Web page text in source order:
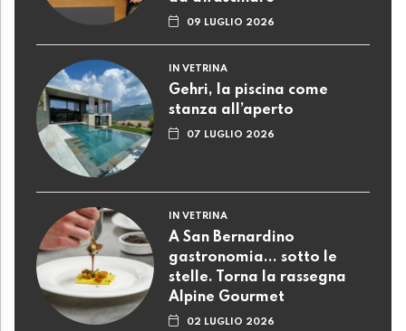
09 LUGLIO 2026
IN VETRINA
Gehri, la piscina come
stanza all’aperto
07 LUGLIO 2026
IN VETRINA
A San Bernardino
gastronomia... sotto le
stelle. Torna la rassegna
Alpine Gourmet
02 LUGLIO 2026